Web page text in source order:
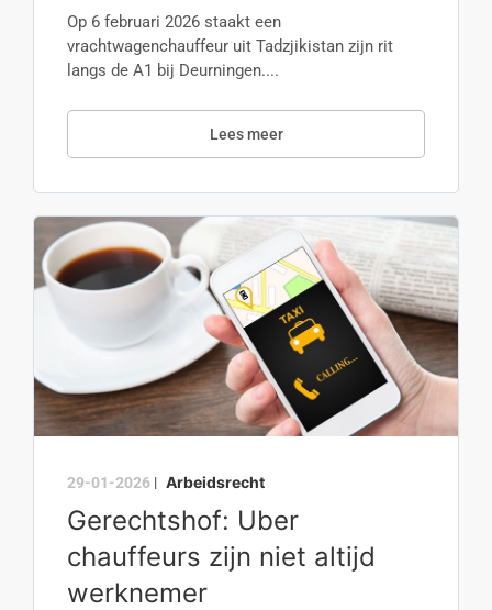
Op 6 februari 2026 staakt een
vrachtwagenchauffeur uit Tadzjikistan zijn rit
langs de A1 bij Deurningen....
Lees meer
29-01-2026 | Arbeidsrecht
Gerechtshof: Uber
chauffeurs zijn niet altijd
werknemer